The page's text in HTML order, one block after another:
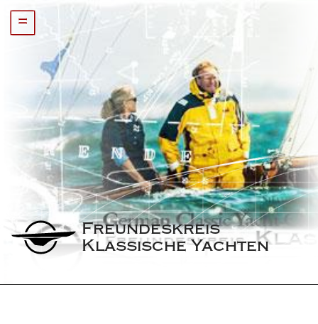
=
Freundeskreis
Klassische Yachten